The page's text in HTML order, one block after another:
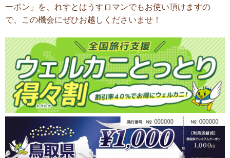
ーポン」を、れすとはうすロマンでもお使い頂けますの
で、この機会にぜひお越しくださいませ！